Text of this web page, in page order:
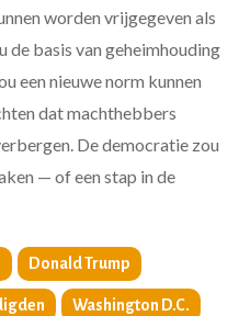
worden vrijgegeven als
de basis van geheimhouding
een nieuwe norm kunnen
dat machthebbers
De democratie zou
— of een stap in de
Donald Trump
Washington D.C.